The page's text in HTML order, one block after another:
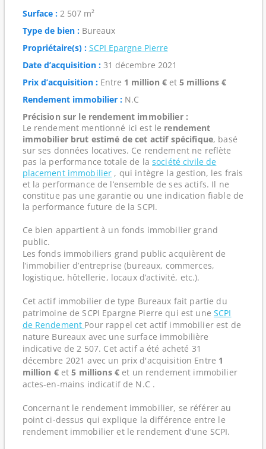
Surface :2 507 m²
Type de bien :Bureaux
Propriétaire(s) : SCPI Epargne Pierre
Date d’acquisition :31 décembre 2021
Prix d’acquisition :Entre 1 million €et 5 millions €
Rendement immobilier :N.C
Précision sur le rendement immobilier :
Le rendement mentionné ici est le rendement
immobilier brut estimé de cet actif spécifique, basé
sur ses données locatives. Ce rendement ne reflète
pas la performance totale de la société civile de
placement immobilier , qui intègre la gestion, les frais
et la performance de l’ensemble de ses actifs. Il ne
constitue pas une garantie ou une indication fiable de
la performance future de la SCPI.
Ce bien appartient à un fonds immobilier grand
public.
Les fonds immobiliers grand public acquièrent de
l’immobilier d’entreprise (bureaux, commerces,
logistique, hôtellerie, locaux d’activité, etc.).
Cet actif immobilier de type Bureaux fait partie du
patrimoine de SCPI Epargne Pierre qui est une SCPI
de Rendement Pour rappel cet actif immobilier est de
nature Bureaux avec une surface immobilière
indicative de 2 507. Cet actif a été acheté 31
décembre 2021 avec un prix d'acquisition Entre 1
million €et5 millions € et un rendement immobilier
actes-en-mains indicatif de N.C .
Concernant le rendement immobilier, se référer au
point ci-dessus qui explique la différence entre le
rendement immobilier et le rendement d'une SCPI.